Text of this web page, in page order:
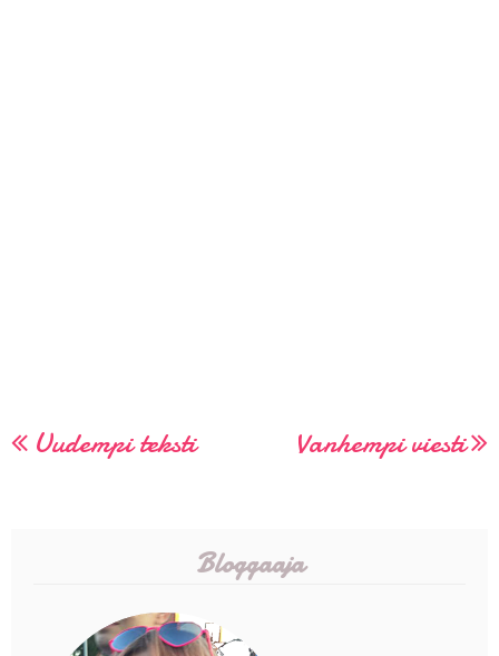
Uudempi teksti Vanhempi viesti
Bloggaaja